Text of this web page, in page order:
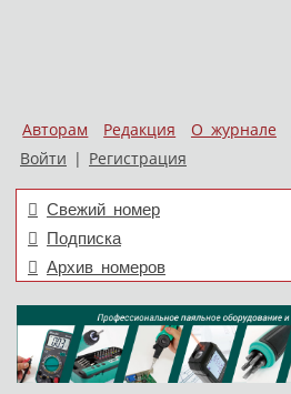
Авторам Редакция О журнале
Войти | Регистрация
Свежий номер
Подписка
Архив номеров